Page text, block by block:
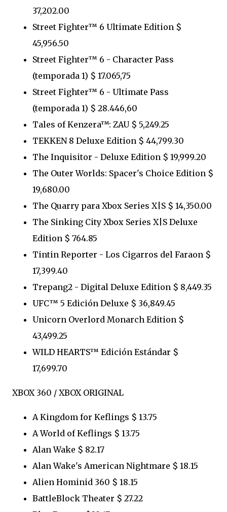
37,202.00
Street Fighter™ 6 Ultimate Edition $
45,956.50
Street Fighter™ 6 - Character Pass
(temporada 1) $ 17.065,75
Street Fighter™ 6 - Ultimate Pass
(temporada 1) $ 28.446,60
Tales of Kenzera™: ZAU $ 5,249.25
TEKKEN 8 Deluxe Edition $ 44,799.30
The Inquisitor - Deluxe Edition $ 19,999.20
The Outer Worlds: Spacer's Choice Edition $
19,680.00
The Quarry para Xbox Series X|S $ 14,350.00
The Sinking City Xbox Series X|S Deluxe
Edition $ 764.85
Tintin Reporter - Los Cigarros del Faraon $
17,399.40
Trepang2 - Digital Deluxe Edition $ 8,449.35
UFC™ 5 Edición Deluxe $ 36,849.45
Unicorn Overlord Monarch Edition $
43,499.25
WILD HEARTS™ Edición Estándar $
17,699.70
XBOX 360 / XBOX ORIGINAL
A Kingdom for Keflings $ 13.75
A World of Keflings $ 13.75
Alan Wake $ 82.17
Alan Wake's American Nightmare $ 18.15
Alien Hominid 360 $ 18.15
BattleBlock Theater $ 27.22